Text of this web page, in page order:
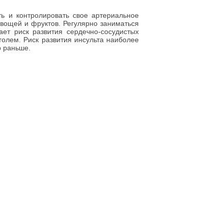
контролировать свое артериальное
и фруктов. Регулярно заниматься
риск развития сердечно-сосудистых
Риск развития инсульта наиболее
раньше.